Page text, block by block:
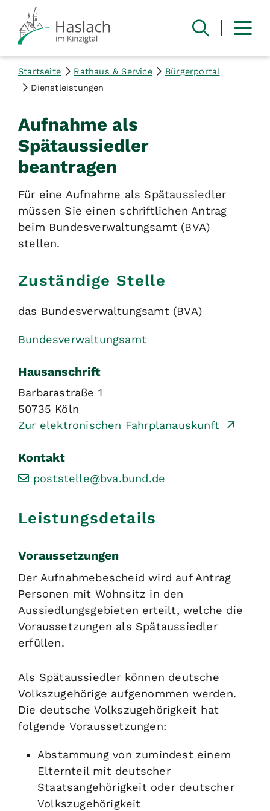
Startseite Rathaus & Service
Bürgerportal
Dienstleistungen
Aufnahme als
Spätaussiedler
beantragen
Für eine Aufnahme als Spätaussiedler
müssen Sie einen schriftlichen Antrag
beim Bundesverwaltungsamt (BVA)
stellen.
Zuständige Stelle
das Bundesverwaltungsamt (BVA)
Bundesverwaltungsamt
Hausanschrift
Barbarastraße 1
50735 Köln
Zur elektronischen Fahrplanauskunft
Kontakt
poststelle@bva.bund.de
Leistungsdetails
Voraussetzungen
Der Aufnahmebescheid wird auf Antrag
Personen mit Wohnsitz in den
Aussiedlungsgebieten erteilt, welche die
Voraussetzungen als Spätaussiedler
erfüllen.
Als Spätaussiedler können deutsche
Volkszugehörige aufgenommen werden.
Die deutsche Volkszugehörigkeit hat
folgende Voraussetzungen:
Abstammung von zumindest einem
Elternteil mit deutscher
Staatsangehörigkeit oder deutscher
Volkszugehörigkeit